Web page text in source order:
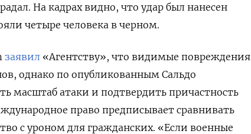
На кадрах видно, что удар был нанесен
четыре человека в черном.
заявил «Агентству», что видимые повреждения
однако по опубликованным Сальдо
масштаб атаки и подтвердить причастность
право предписывает сравнивать
с уроном для гражданских. «Если военные